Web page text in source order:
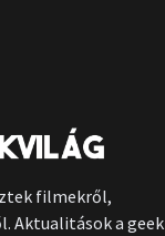
filmekről,
Aktualitások a geek